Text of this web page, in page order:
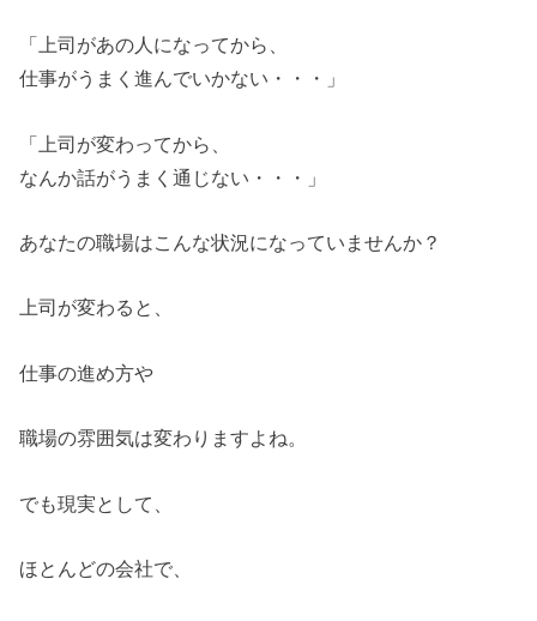
「上司があの人になってから、
仕事がうまく進んでいかない・・・」
「上司が変わってから、
なんか話がうまく通じない・・・」
あなたの職場はこんな状況になっていませんか？
上司が変わると、
仕事の進め方や
職場の雰囲気は変わりますよね。
でも現実として、
ほとんどの会社で、